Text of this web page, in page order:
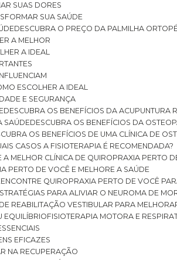
SUAS DORES
SUA SAÚDE
DESCUBRA O PREÇO DA PALMILHA
A MELHOR
A IDEAL
ESCOLHER A IDEAL
E SEGURANÇA
DESCUBRA OS BENEFÍCIOS DA ACUPUNTURA
SAÚDE
DESCUBRA OS BENEFÍCIOS DA
OS BENEFÍCIOS DE UMA CLÍNICA DE
CASOS A FISIOTERAPIA É RECOMENDADA?
A MELHOR CLÍNICA DE QUIROPRAXIA PERTO
PERTO DE VOCÊ E MELHORE A SAÚDE
ENCONTRE QUIROPRAXIA PERTO DE VOCÊ
ESTRATÉGIAS PARA ALIVIAR O NEUROMA DE
DE REABILITAÇÃO VESTIBULAR PARA
EQUILÍBRIO
FISIOTERAPIA MOTORA E
EFICAZES
NA RECUPERAÇÃO